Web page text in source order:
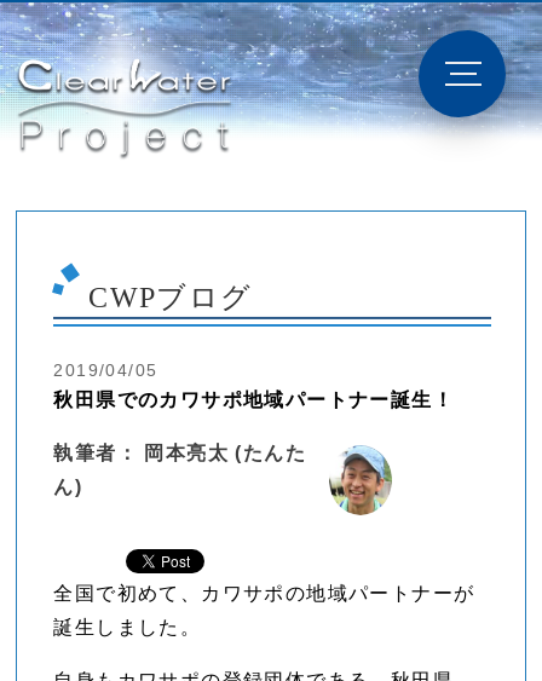
CWPブログ
2019/04/05
秋田県でのカワサポ地域パートナー誕生！
執筆者： 岡本亮太 (たんた
ん)
全国で初めて、カワサポの地域パートナーが
誕生しました。